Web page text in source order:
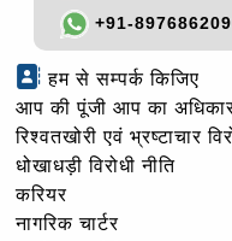
+91-
हम से सम्पर्क किजिए
आप की पूंजी आप का
रिश्वतखोरी एवं भ्रष्टाचार
धोखाधड़ी विरोधी नीति
करियर
नागरिक चार्टर